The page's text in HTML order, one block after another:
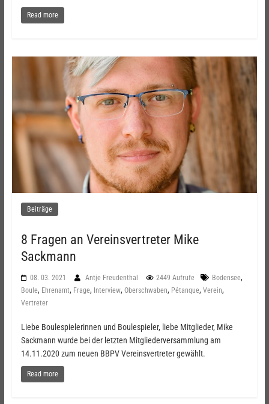
Read more
Beiträge
8 Fragen an Vereinsvertreter Mike
Sackmann
08. 03. 2021 Antje Freudenthal 2449 Aufrufe Bodensee,
Boule, Ehrenamt, Frage, Interview, Oberschwaben, Pétanque, Verein,
Vertreter
Liebe Boulespielerinnen und Boulespieler, liebe Mitglieder, Mike
Sackmann wurde bei der letzten Mitgliederversammlung am
14.11.2020 zum neuen BBPV Vereinsvertreter gewählt.
Read more